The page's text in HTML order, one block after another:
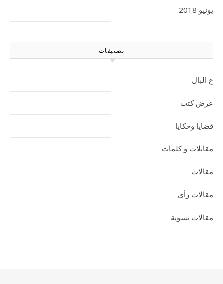
يونيو 2018
تصنيفات
ع البال
عرض كتب
قضايا وحكايا
مقابلات و كلمات
مقالات
مقالات رأي
مقالات نسوية